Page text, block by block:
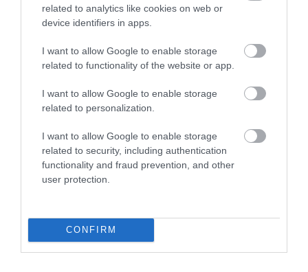
related to analytics like cookies on web or
device identifiers in apps.
I want to allow Google to enable storage
related to functionality of the website or app.
I want to allow Google to enable storage
related to personalization.
I want to allow Google to enable storage
related to security, including authentication
functionality and fraud prevention, and other
user protection.
CONFIRM
a csalók
A Magyar Nemzeti Bank több bejelentést kapott arról, hogy a
kibercsalók a jegybank nevével visszaélve immár nem csak az
ügyfelek banki megtakarításait, hanem például a Magyar
Államkincstárban…